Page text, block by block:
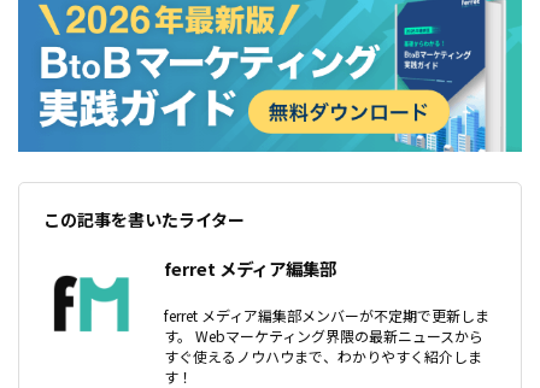
この記事を書いたライター
ferret メディア編集部
ferret メディア編集部メンバーが不定期で更新しま
す。 Webマーケティング界隈の最新ニュースから
すぐ使えるノウハウまで、わかりやすく紹介しま
す！